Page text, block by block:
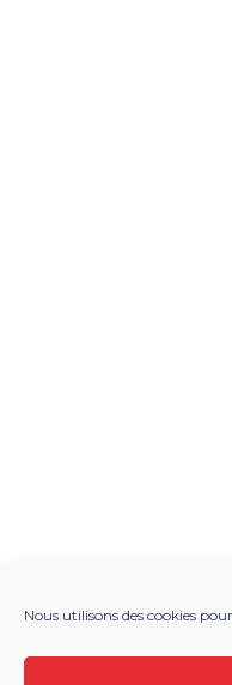
Nous utilisons des cookies